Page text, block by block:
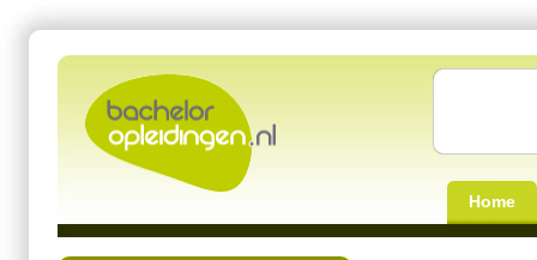
Home